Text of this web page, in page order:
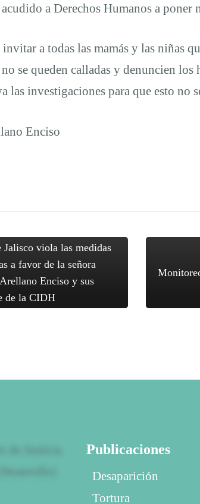
a Derechos Humanos a poner
a todas las mamás y las niñas
no se queden calladas y denuncien
las investigaciones para que esto no
Enciso
Jalisco viola las medidas
a favor de la señora
Enciso y sus
de la CIDH
Publicaciones
Desaparición
Tortura